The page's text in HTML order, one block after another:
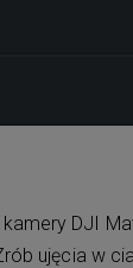
DJI
ujęcia w